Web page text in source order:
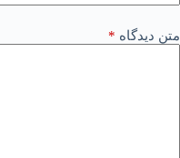
متن دیدگاه *